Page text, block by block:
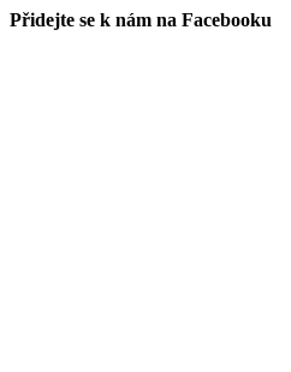
Přidejte se k nám na Facebooku